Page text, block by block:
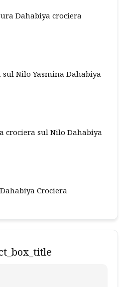
Dahabiya crociera
sul Nilo Yasmina Dahabiya
crociera sul Nilo Dahabiya
Crociera